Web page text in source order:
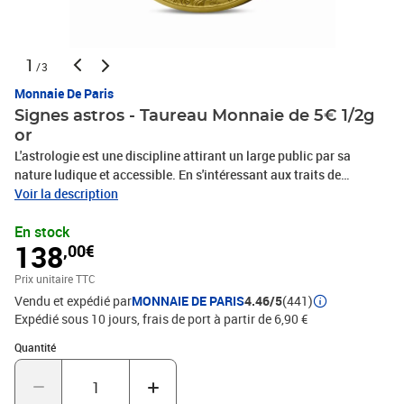
1 /3
Monnaie De Paris
Signes astros - Taureau Monnaie de 5€ 1/2g
or
L'astrologie est une discipline attirant un large public par sa
nature ludique et accessible. En s'intéressant aux traits de
personnalité, elle touche chaque individu de manière intime et créé
esthétique offre des éléments visuels riches qui peuvent être une
source d'inspiration inépuisable pour des artistes. Les signes
astrologiques apparaissent donc comme un thème évident à
explorer pour la Monnaie de Paris, qui affirme ainsi son désir de
parler au plus grand nombre tout en laissant s'exprimer le talent de
ses artisans.Un décor de feuilles, de champignons et decristaux,
rappelant l'élément du signe duTaureau, la terre, entoure le buste
imposantd'un taureau. Les cornes et le front del'animal sont ornés
d'arabesques. Enarrière-plan, on reconnait un ciel étoilé surfond
Voir la description
En stock
138,00€
Prix unitaire TTC
Vendu et expédié parMONNAIE DE PARIS4.46/5(441)
Expédié sous 10 jours, frais de port à partir de 6,90 €
Quantité
Quantité : 1